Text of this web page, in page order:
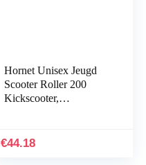
Hornet Unisex Jeugd
Scooter Roller 200
Kickscooter,
€44.18